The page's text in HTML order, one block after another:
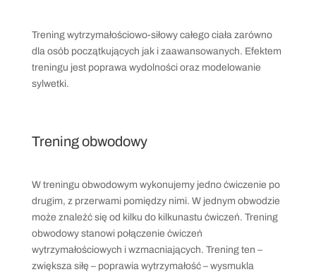
Trening wytrzymałościowo-siłowy całego ciała zarówno
dla osób początkujących jak i zaawansowanych. Efektem
treningu jest poprawa wydolności oraz modelowanie
sylwetki.
Trening obwodowy
W treningu obwodowym wykonujemy jedno ćwiczenie po
drugim, z przerwami pomiędzy nimi. W jednym obwodzie
może znaleźć się od kilku do kilkunastu ćwiczeń. Trening
obwodowy stanowi połączenie ćwiczeń
wytrzymałościowych i wzmacniających. Trening ten –
zwiększa siłę – poprawia wytrzymałość – wysmukla